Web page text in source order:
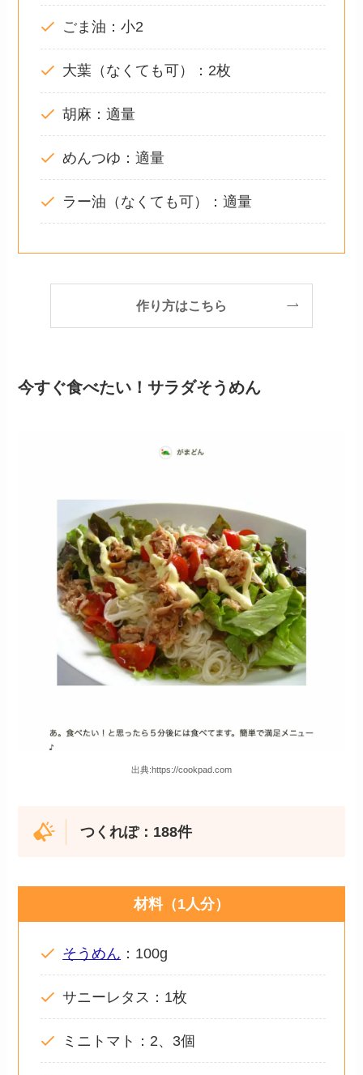
ごま油：小2
大葉（なくても可）：2枚
胡麻：適量
めんつゆ：適量
ラー油（なくても可）：適量
作り方はこちら
今すぐ食べたい！サラダそうめん
出典:https://cookpad.com
つくれぽ：188件
材料（1人分）
そうめん ：100g
サニーレタス：1枚
ミニトマト：2、3個